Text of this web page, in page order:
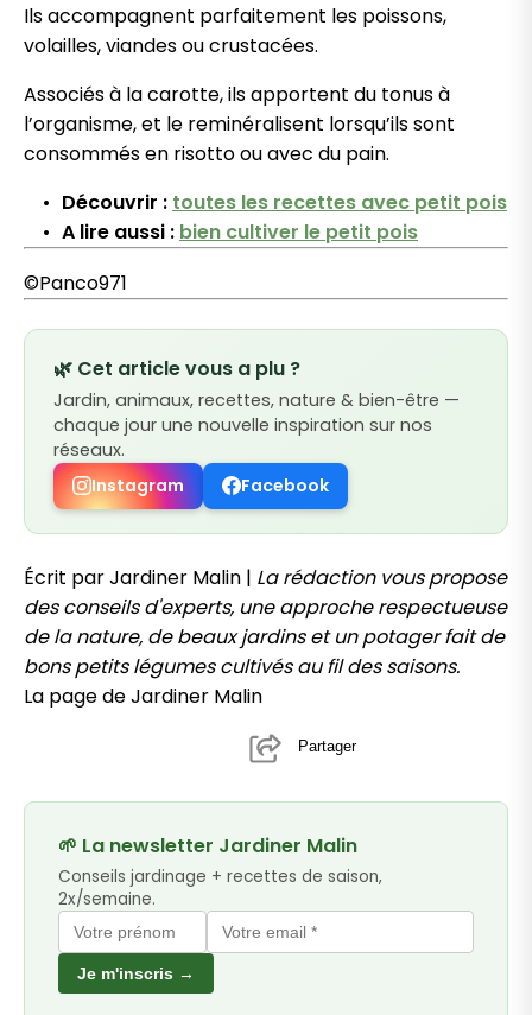
Ils accompagnent parfaitement les poissons,
volailles, viandes ou crustacées.
Associés à la carotte, ils apportent du tonus à
l’organisme, et le reminéralisent lorsqu’ils sont
consommés en risotto ou avec du pain.
Découvrir : toutes les recettes avec petit pois
A lire aussi : bien cultiver le petit pois
©Panco971
🌿 Cet article vous a plu ?
Jardin, animaux, recettes, nature & bien-être —
chaque jour une nouvelle inspiration sur nos
réseaux.
Instagram
Facebook
Écrit par Jardiner Malin | La rédaction vous propose
des conseils d'experts, une approche respectueuse
de la nature, de beaux jardins et un potager fait de
bons petits légumes cultivés au fil des saisons.
La page de Jardiner Malin
Partager
🌱 La newsletter Jardiner Malin
Conseils jardinage + recettes de saison,
2x/semaine.
Je m'inscris →